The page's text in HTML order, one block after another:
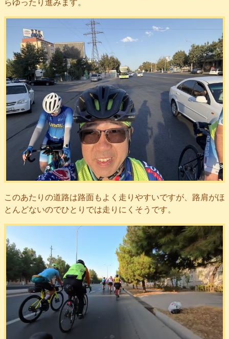
このあたりの道路は路面もよく走りやすいですが、路肩がほ
とんどないのでひとりでは走りにくそうです。